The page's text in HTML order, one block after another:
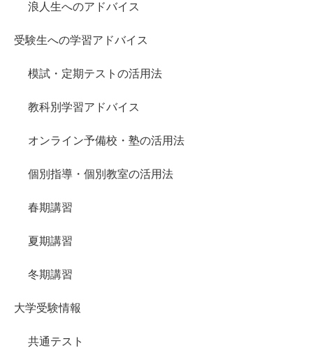
浪人生へのアドバイス
受験生への学習アドバイス
模試・定期テストの活用法
教科別学習アドバイス
オンライン予備校・塾の活用法
個別指導・個別教室の活用法
春期講習
夏期講習
冬期講習
大学受験情報
共通テスト